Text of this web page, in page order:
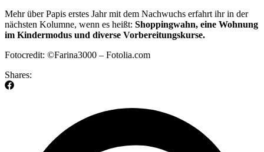
Mehr über Papis erstes Jahr mit dem Nachwuchs erfahrt ihr in der
nächsten Kolumne, wenn es heißt: Shoppingwahn, eine Wohnung
im Kindermodus und diverse Vorbereitungskurse.
Fotocredit: ©Farina3000 – Fotolia.com
Shares: